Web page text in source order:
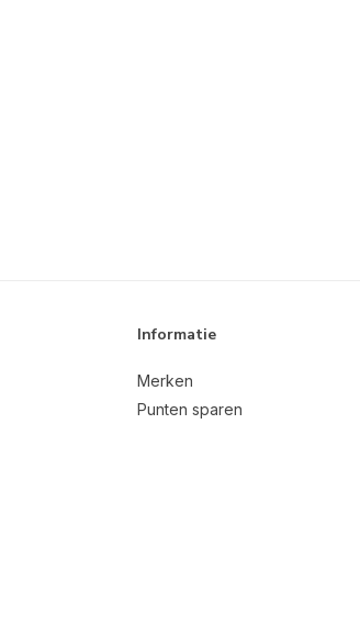
Informatie
Merken
Punten sparen